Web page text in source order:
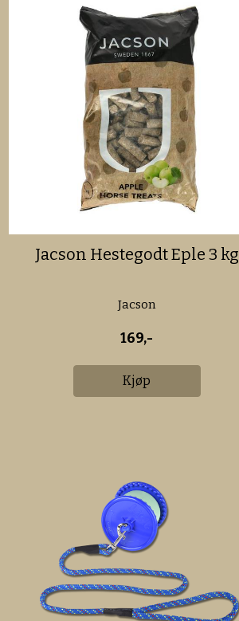
Jacson Hestegodt Eple 3 kg
Jacson
169,-
Kjøp